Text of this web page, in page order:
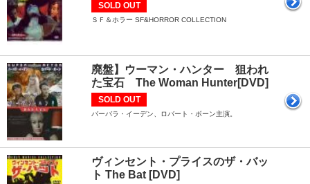
SOLD OUT
ＳＦ＆ホラー SF&HORROR COLLECTION
廃盤】ウーマン・ハンター 狙われ
た宝石 The Woman Hunter[DVD]
SOLD OUT
バーバラ・イーデン、ロバート・ボーン主演。
ヴィンセント・プライスのザ・バッ
ト The Bat [DVD]